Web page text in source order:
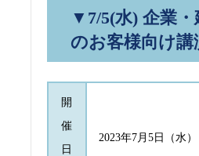
▼7/5(水) 企業・
のお客様向け
開
催
日
2023年7月5日（水